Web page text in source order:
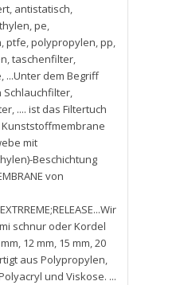
, antistatisch,
,pe,
,ptfe,polypropylen,pp,
,taschenfilter,
, ...Unter dem Begriff
,
, .... ist das Filtertuch
mit
Beschichtung
von
schnur oder Kordel
, 12 mm, 15 mm,20
aus Polypropylen,
und Viskose. ...